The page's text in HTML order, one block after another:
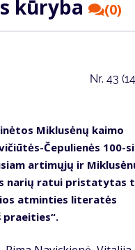
kūryba (0)
Nr. 43
Miklusėnų kaimo
Čepulienės 100-
artimųjų ir
narių ratui pristatytas
atminties literatės
praeities“.